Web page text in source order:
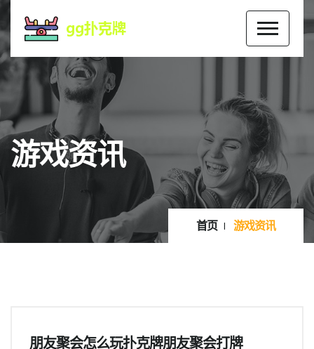
游戏资讯
首页 游戏资讯
朋友聚会怎么玩扑克牌朋友聚会打牌